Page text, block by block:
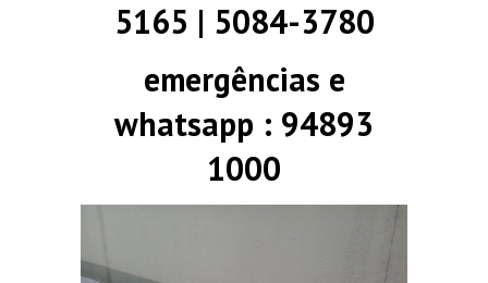
5165 | 5084-3780
emergências e
whatsapp : 94893
1000